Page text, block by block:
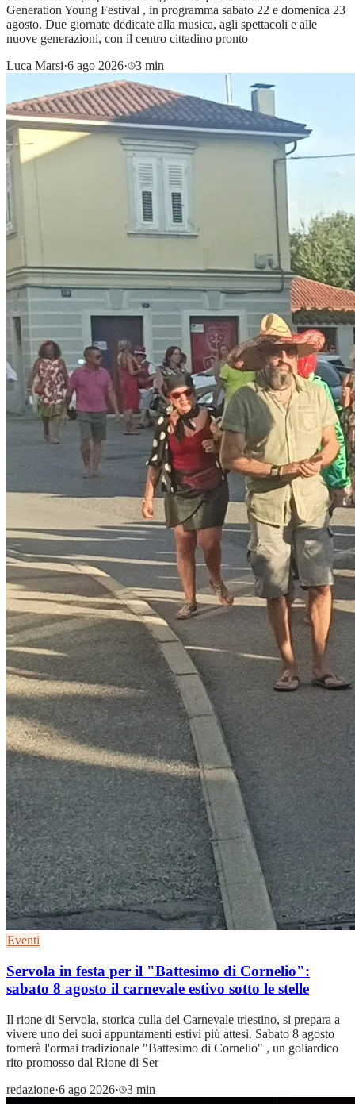
Generation Young Festival , in programma sabato 22 e domenica 23
agosto. Due giornate dedicate alla musica, agli spettacoli e alle
nuove generazioni, con il centro cittadino pronto
Luca Marsi·6 ago 2026· 3 min
Eventi
Servola in festa per il "Battesimo di Cornelio":
sabato 8 agosto il carnevale estivo sotto le stelle
Il rione di Servola, storica culla del Carnevale triestino, si prepara a
vivere uno dei suoi appuntamenti estivi più attesi. Sabato 8 agosto
tornerà l'ormai tradizionale "Battesimo di Cornelio" , un goliardico
rito promosso dal Rione di Ser
redazione·6 ago 2026· 3 min